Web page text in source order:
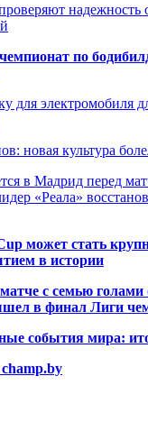
надежность
по
для электромобиля
новая культура
в Мадрид перед
«Реала»
может стать
в истории
с семью голами
в финал Лиги
события мира: